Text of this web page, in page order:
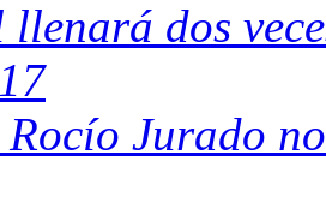
llenará dos
Jurado